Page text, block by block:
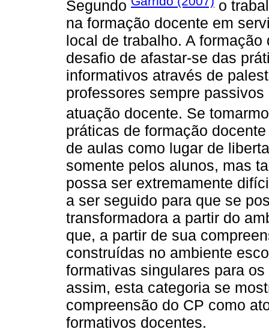
Segundo
o
na formação docente em
local de trabalho. A
desafio de afastar-se das
informativos através de
professores sempre
atuação docente. Se
práticas de formação
de aulas como lugar de
somente pelos alunos, mas
possa ser extremamente
a ser seguido para que se
transformadora a partir do
que, a partir de sua
construídas no ambiente
formativas singulares para
assim, esta categoria se
compreensão do CP como
formativos docentes.